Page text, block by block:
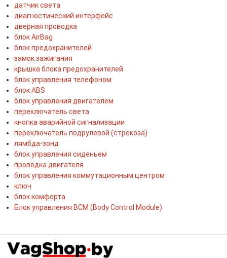
датчик света
диагностический интерфейс
дверная проводка
блок AirBag
блок предохранителей
замок зажигания
крышка блока предохранителей
блок управления телефоном
блок ABS
блок управления двигателем
переключатель света
кнопка аварийной сигнализации
переключатель подрулевой (стрекоза)
лямбда-зонд
блок управления сиденьем
проводка двигателя
блок управления коммутационным центром
ключ
блок комфорта
Блок управления BCM (Body Control Module)